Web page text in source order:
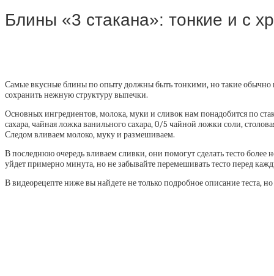
Блины «3 стакана»: тонкие и с
Самые вкусные блины по опыту должны быть тонкими, но такие обычно
сохранить нежную структуру выпечки.
Основных ингредиентов, молока, муки и сливок нам понадобится по
сахара, чайная ложка ванильного сахара, 0/5 чайной ложки соли,
Следом вливаем молоко, муку и размешиваем.
В последнюю очередь вливаем сливки, они помогут сделать тесто
уйдет примерно минута, но не забывайте перемешивать тесто перед
В видеорецепте ниже вы найдете не только подробное описание